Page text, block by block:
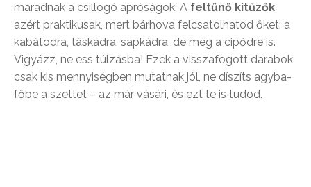
maradnak a csillogó apróságok. A feltűnő kitűzők
azért praktikusak, mert bárhova felcsatolhatod őket: a
kabátodra, táskádra, sapkádra, de még a cipődre is.
Vigyázz, ne ess túlzásba! Ezek a visszafogott darabok
csak kis mennyiségben mutatnak jól, ne díszíts agyba-
főbe a szettet – az már vásári, és ezt te is tudod.